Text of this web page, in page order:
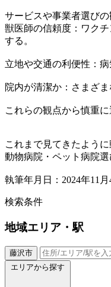
サービスや事業者選びの
獣医師の信頼度：ワク
する。
立地や交通の利便性：
院内が清潔か：さまざ
これらの観点から慎重
これまで見てきたよう
動物病院・ペット病院
執筆年月日：2024年11月
検索条件
地域エリア・駅
藤沢市
エリアから探す